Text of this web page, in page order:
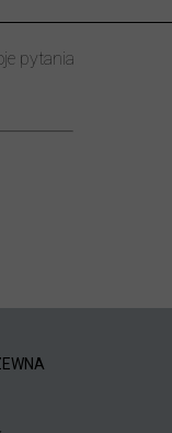
pytania